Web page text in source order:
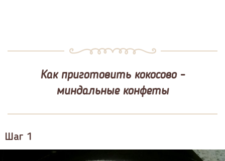
Как приготовить кокосово -
миндальные конфеты
Шаг 1